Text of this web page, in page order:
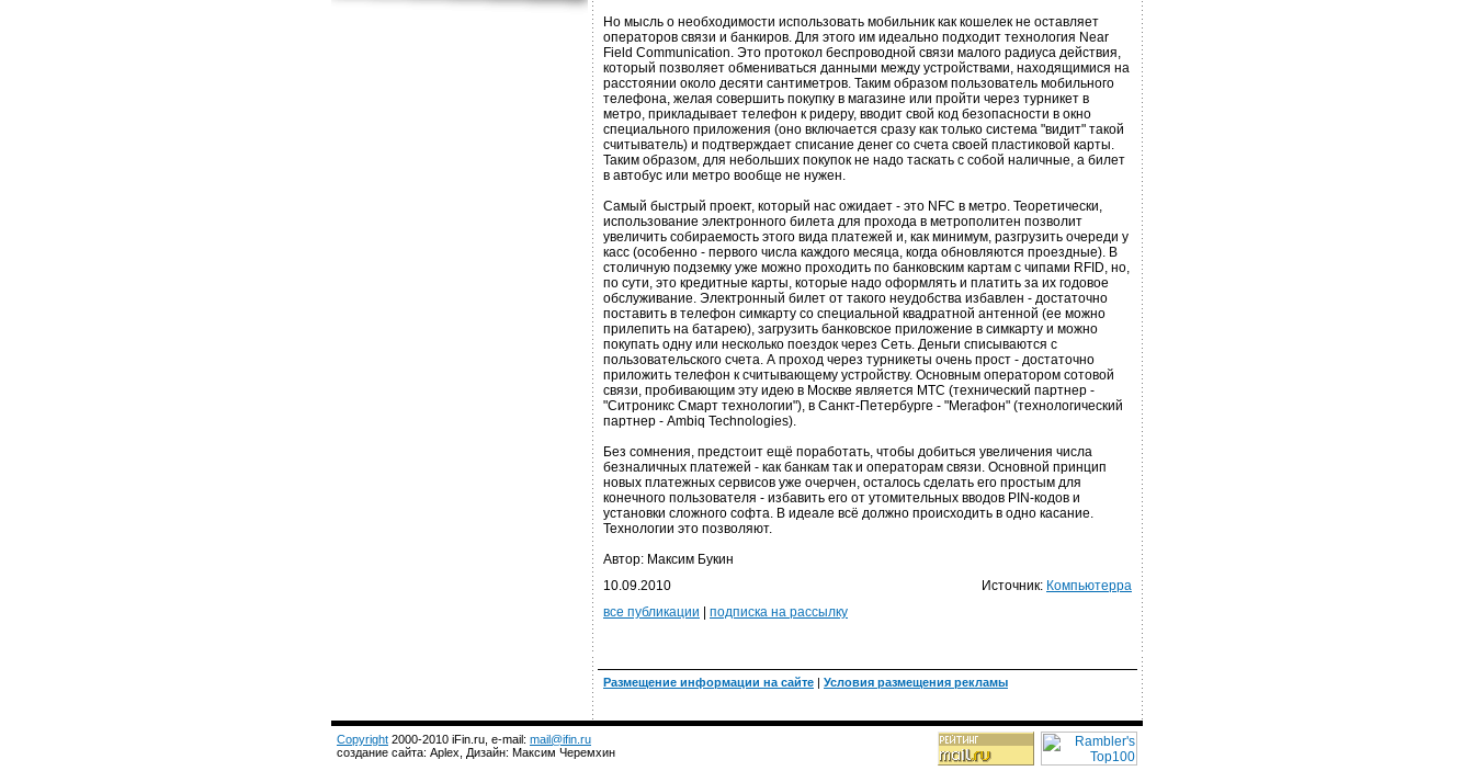
Но мысль о необходимости использовать мобильник как кошелек не оставляет
операторов связи и банкиров. Для этого им идеально подходит технология Near
Field Communication. Это протокол беспроводной связи малого радиуса действия,
который позволяет обмениваться данными между устройствами, находящимися на
расстоянии около десяти сантиметров. Таким образом пользователь мобильного
телефона, желая совершить покупку в магазине или пройти через турникет в
метро, прикладывает телефон к ридеру, вводит свой код безопасности в окно
специального приложения (оно включается сразу как только система "видит" такой
считыватель) и подтверждает списание денег со счета своей пластиковой карты.
Таким образом, для небольших покупок не надо таскать с собой наличные, а билет
в автобус или метро вообще не нужен.
Самый быстрый проект, который нас ожидает - это NFC в метро. Теоретически,
использование электронного билета для прохода в метрополитен позволит
увеличить собираемость этого вида платежей и, как минимум, разгрузить очереди у
касс (особенно - первого числа каждого месяца, когда обновляются проездные). В
столичную подземку уже можно проходить по банковским картам с чипами RFID, но,
по сути, это кредитные карты, которые надо оформлять и платить за их годовое
обслуживание. Электронный билет от такого неудобства избавлен - достаточно
поставить в телефон симкарту со специальной квадратной антенной (ее можно
прилепить на батарею), загрузить банковское приложение в симкарту и можно
покупать одну или несколько поездок через Сеть. Деньги списываются с
пользовательского счета. А проход через турникеты очень прост - достаточно
приложить телефон к считывающему устройству. Основным оператором сотовой
связи, пробивающим эту идею в Москве является МТС (технический партнер -
"Ситроникс Смарт технологии"), в Санкт-Петербурге - "Мегафон" (технологический
партнер - Ambiq Technologies).
Без сомнения, предстоит ещё поработать, чтобы добиться увеличения числа
безналичных платежей - как банкам так и операторам связи. Основной принцип
новых платежных сервисов уже очерчен, осталось сделать его простым для
конечного пользователя - избавить его от утомительных вводов PIN-кодов и
установки сложного софта. В идеале всё должно происходить в одно касание.
Технологии это позволяют.
Автор: Максим Букин
10.09.2010
Источник: Компьютерра
все публикации
подписка на рассылку
Размещение информации на сайте | Условия размещения рекламы
Copyright 2000-2010 iFin.ru, e-mail: mail@ifin.ru
создание сайта: Aplex, Дизайн: Максим Черемхин